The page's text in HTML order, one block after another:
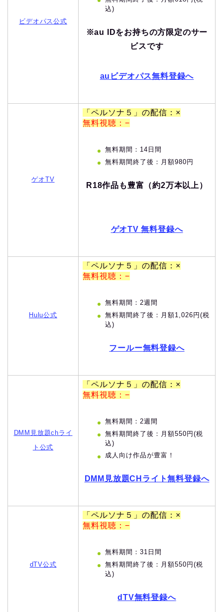
ビデオパス公式
込)
※au IDをお持ちの方限定のサー
ビスです
auビデオパス無料登録へ
ゲオTV
「ペルソナ５」の配信：×
無料視聴：−
無料期間：14日間
無料期間終了後：月額980円
R18作品も豊富（約2万本以上）
ゲオTV 無料登録へ
Hulu公式
「ペルソナ５」の配信：×
無料視聴：−
無料期間：2週間
無料期間終了後：月額1,026円(税
込)
フールー無料登録へ
DMM見放題chライ
ト公式
「ペルソナ５」の配信：×
無料視聴：−
無料期間：2週間
無料期間終了後：月額550円(税
込)
成人向け作品が豊富！
DMM見放題CHライト無料登録へ
dTV公式
「ペルソナ５」の配信：×
無料視聴：−
無料期間：31日間
無料期間終了後：月額550円(税
込)
dTV無料登録へ